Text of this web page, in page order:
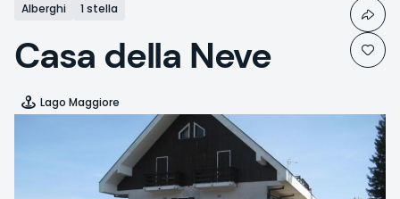
Alberghi 1 stella
Casa della Neve
Lago Maggiore